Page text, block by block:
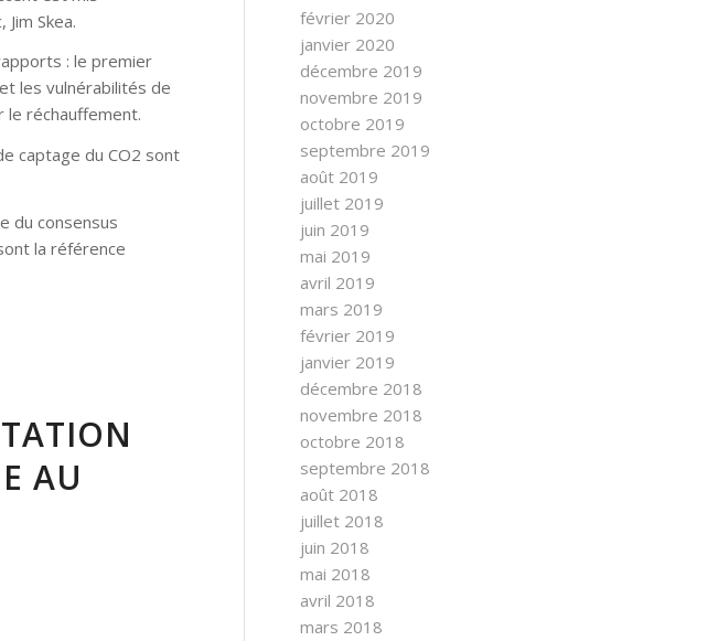
Skea.
: le premier
les vulnérabilités de
le réchauffement.
captage du CO2 sont
du consensus
la référence
AU
février 2020
janvier 2020
décembre 2019
novembre 2019
octobre 2019
septembre 2019
août 2019
juillet 2019
juin 2019
mai 2019
avril 2019
mars 2019
février 2019
janvier 2019
décembre 2018
novembre 2018
octobre 2018
septembre 2018
août 2018
juillet 2018
juin 2018
mai 2018
avril 2018
mars 2018